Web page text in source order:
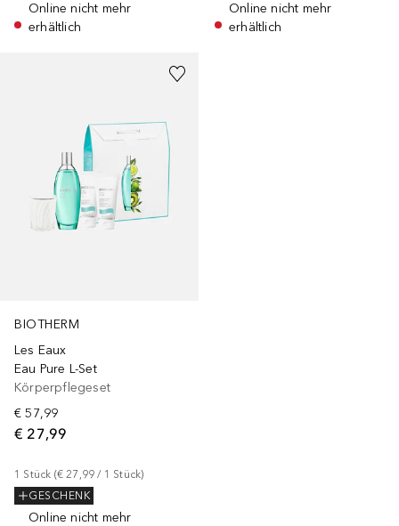
Online nicht mehr
erhältlich
Online nicht mehr
erhältlich
BIOTHERM
Les Eaux
Eau Pure L-Set
Körperpflegeset
€ 57,99
€ 27,99
1 Stück (€ 27,99 / 1 Stück)
GESCHENK
Online nicht mehr